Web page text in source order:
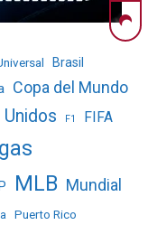
Brasil
Copa del Mundo
Unidos F1 FIFA
MLB Mundial
Puerto Rico